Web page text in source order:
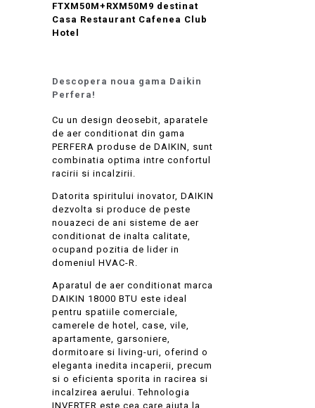
FTXM50M+RXM50M9 destinat
Casa Restaurant Cafenea Club
Hotel
Descopera noua gama Daikin
Perfera!
Cu un design deosebit, aparatele
de aer conditionat din gama
PERFERA produse de DAIKIN, sunt
combinatia optima intre confortul
racirii si incalzirii.
Datorita spiritului inovator, DAIKIN
dezvolta si produce de peste
nouazeci de ani sisteme de aer
conditionat de inalta calitate,
ocupand pozitia de lider in
domeniul HVAC-R.
Aparatul de aer conditionat marca
DAIKIN 18000 BTU este ideal
pentru spatiile comerciale,
camerele de hotel, case, vile,
apartamente, garsoniere,
dormitoare si living-uri, oferind o
eleganta inedita incaperii, precum
si o eficienta sporita in racirea si
incalzirea aerului. Tehnologia
INVERTER este cea care ajuta la